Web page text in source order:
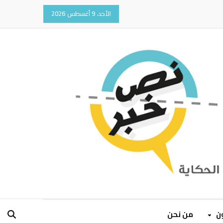
الأحد، 9 أغسطس 2026
من نحن